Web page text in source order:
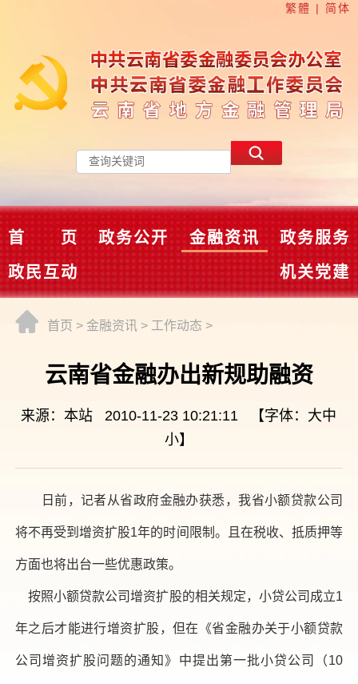
繁體 | 简体
首 页 政务公开 金融资讯
政务服务
政民互动
机关党建
首页 > 金融资讯 > 工作动态 >
云南省金融办出新规助融资
来源：本站 2010-11-23 10:21:11 【字体： 大中
小】
日前，记者从省政府金融办获悉，我省小额贷款公司
将不再受到增资扩股1年的时间限制。且在税收、抵质押等
方面也将出台一些优惠政策。
按照小额贷款公司增资扩股的相关规定，小贷公司成立1
年之后才能进行增资扩股，但在《省金融办关于小额贷款
公司增资扩股问题的通知》中提出第一批小贷公司（10